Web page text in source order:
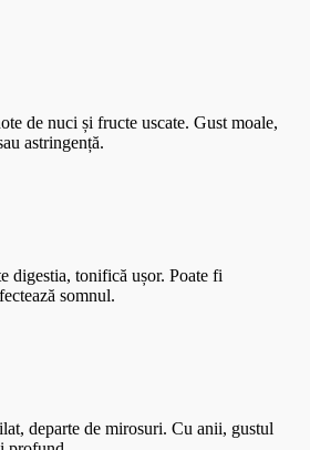
de nuci și fructe uscate. Gust moale,
astringență.
digestia, tonifică ușor. Poate fi
somnul.
departe de mirosuri. Cu anii, gustul